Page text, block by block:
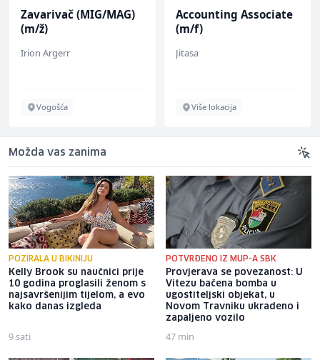
Zavarivač (MIG/MAG)
(m/ž)
Irion Argerr
Vogošća
Accounting Associate
(m/f)
Jitasa
Više lokacija
Možda vas zanima
POZIRALA U BIKINIJU
Kelly Brook su naučnici prije
10 godina proglasili ženom s
najsavršenijim tijelom, a evo
kako danas izgleda
9 sati
POTVRĐENO IZ MUP-A SBK
Provjerava se povezanost: U
Vitezu bačena bomba u
ugostiteljski objekat, u
Novom Travniku ukradeno i
zapaljeno vozilo
47 min